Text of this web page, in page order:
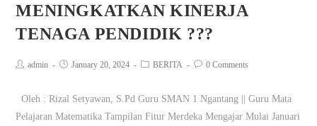
MENINGKATKAN KINERJA
TENAGA PENDIDIK ???
admin January 20, 2024 BERITA 0 Comments
Oleh : Rizal Setyawan, S.Pd Guru SMAN 1 Ngantang || Guru Mata
Pelajaran Matematika Tampilan Fitur Merdeka Mengajar Mulai Januari